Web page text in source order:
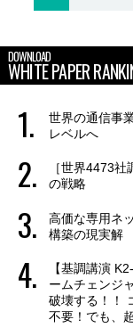
DOWNLOAD
WHITE PAPER
世界の通信事
レベルへ
［世界4473
の戦略
高価な専用ネ
構築の現実解
【基調講演
ームチェンジ
破壊する！！
不要！でも、